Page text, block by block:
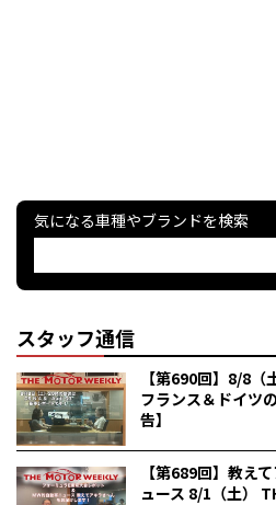
気になる車種やブランドを検索
スタッフ通信
【第690回】8/8（
フランス＆ドイツ
告】
【第689回】教え
ュース 8/1（土）